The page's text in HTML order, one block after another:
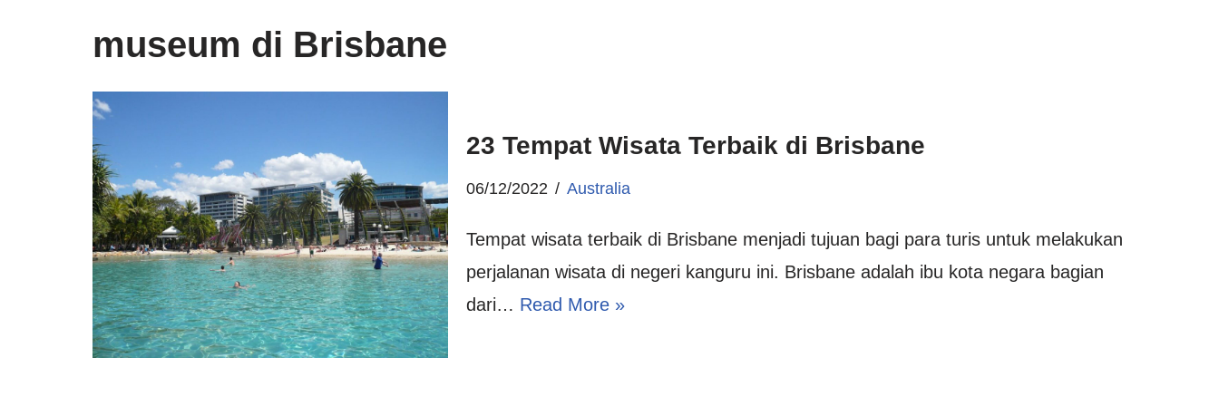
museum di Brisbane
23 Tempat Wisata Terbaik di Brisbane
06/12/2022 Australia
Tempat wisata terbaik di Brisbane menjadi tujuan bagi para turis untuk melakukan
perjalanan wisata di negeri kanguru ini. Brisbane adalah ibu kota negara bagian
dari… Read More »